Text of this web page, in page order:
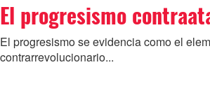
El progresismo
El progresismo se evidencia como el
contrarrevolucionario...